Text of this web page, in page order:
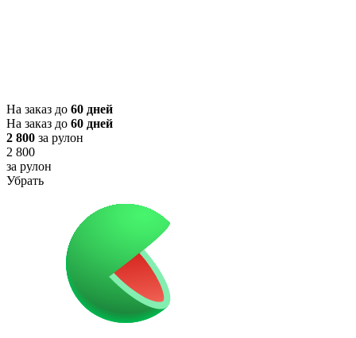
На заказ до 60 дней
На заказ до 60 дней
2 800 за рулон
2 800
за рулон
Убрать